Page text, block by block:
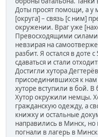
Доты просят помощи, а у
[округа] – связь [с ним]
окружении. Враг уже
Превосходящими
невзирая на
разбит. Я остался в
сдаваться и стали
Достигли хутора
присоединившихся к нам
хуторе вступили в бой.
Хутор окружили немцы.
гражданскую одежду, а
книжку и остальные
направились в Минск, но
погнали в лагерь в